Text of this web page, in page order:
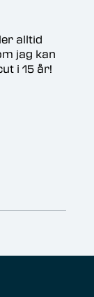
alltid
jag kan
i 15 år!